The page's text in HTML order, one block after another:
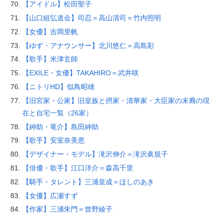
【アイドル】松田聖子
【山口組弘道会】司忍＝高山清司＝竹内照明
【女優】吉岡里帆
【ゆず・アナウンサー】北川悠仁＝高島彩
【歌手】米津玄師
【EXILE・女優】TAKAHIRO＝武井咲
【ニトリHD】似鳥昭雄
【旧宮家・公家】旧皇族と摂家・清華家・大臣家の末裔の現
在と自宅一覧（26家）
【紳助・竜介】島田紳助
【歌手】安室奈美恵
【デザイナー・モデル】滝沢伸介＝滝沢眞規子
【俳優・歌手】江口洋介＝森高千里
【騎手・タレント】三浦皇成＝ほしのあき
【女優】広瀬すず
【作家】三浦朱門＝曾野綾子